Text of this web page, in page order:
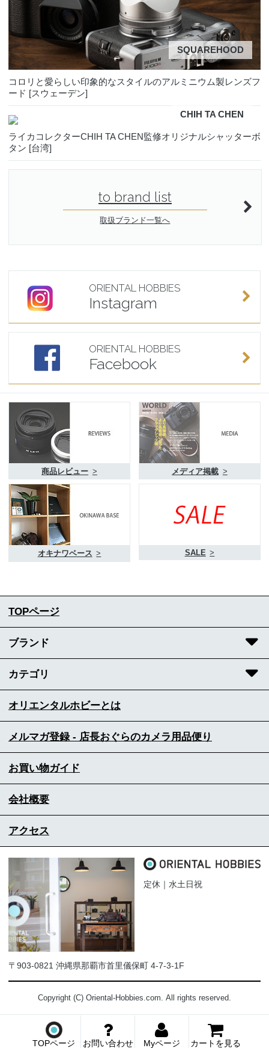
TOPページ お問い合わせ Myページ カートを見る
SQUAREHOOD
コロリと愛らしい印象的なスタイルのアルミニウム製レンズフ
ード [スウェーデン]
CHIH TA CHEN
ライカコレクターCHIH TA CHEN監修オリジナルシャッターボ
タン [台湾]
to brand list
取扱ブランド一覧へ
ORIENTAL HOBBIES
Instagram
ORIENTAL HOBBIES
Facebook
商品レビュー > メディア掲載 >
オキナワベース > SALE >
TOPページ
ブランド
カテゴリ
オリエンタルホビーとは
メルマガ登録 - 店長おぐらのカメラ用品便り
お買い物ガイド
会社概要
アクセス
定休｜水土日祝
〒903-0821 沖縄県那覇市首里儀保町 4-7-3-1F
Copyright (C) Oriental-Hobbies.com. All rights reserved.